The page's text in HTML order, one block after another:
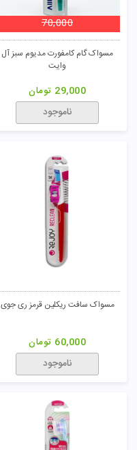
مسواک گام کامفورت مدیوم سبز آل
وایت
70,000
29,000 تومان
ناموجود
مسواک سافت ریکلین قرمز ری جوی
60,000 تومان
ناموجود